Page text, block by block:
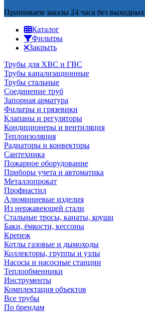
Принимаем заказы 24 часа без выходных
Каталог
Фильтры
Закрыть
Трубы для ХВС и ГВС
Трубы канализационные
Трубы стальные
Соединение труб
Запорная арматура
Фильтры и грязевики
Клапаны и регуляторы
Кондиционеры и вентиляция
Теплоизоляция
Радиаторы и конвекторы
Сантехника
Пожарное оборудование
Приборы учета и автоматика
Металлопрокат
Профнастил
Алюминиевые изделия
Из нержавеющей стали
Стальные тросы, канаты, коуши
Баки, ёмкости, кессоны
Крепеж
Котлы газовые и дымоходы
Коллекторы, группы и узлы
Насосы и насосные станции
Теплообменники
Инструменты
Комплектация объектов
Все трубы
По брендам